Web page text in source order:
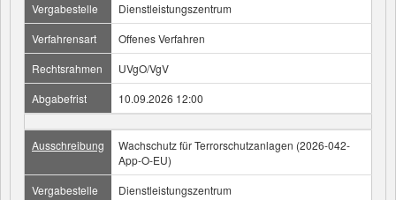
Vergabestelle
Dienstleistungszentrum
Verfahrensart
Offenes Verfahren
Rechtsrahmen
UVgO/VgV
Abgabefrist
10.09.2026 12:00
Ausschreibung
Wachschutz für Terrorschutzanlagen (2026-042-
App-O-EU)
Vergabestelle
Dienstleistungszentrum